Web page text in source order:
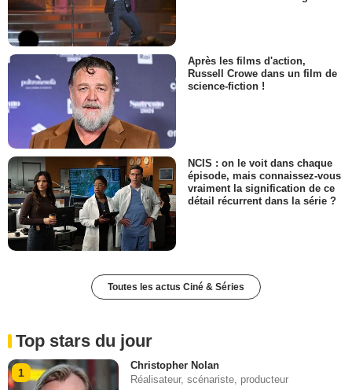
Après les films d'action,
Russell Crowe dans un film de
science-fiction !
NCIS : on le voit dans chaque
épisode, mais connaissez-vous
vraiment la signification de ce
détail récurrent dans la série ?
Toutes les actus Ciné & Séries
Top stars du jour
1
Christopher Nolan
Réalisateur, scénariste, producteur